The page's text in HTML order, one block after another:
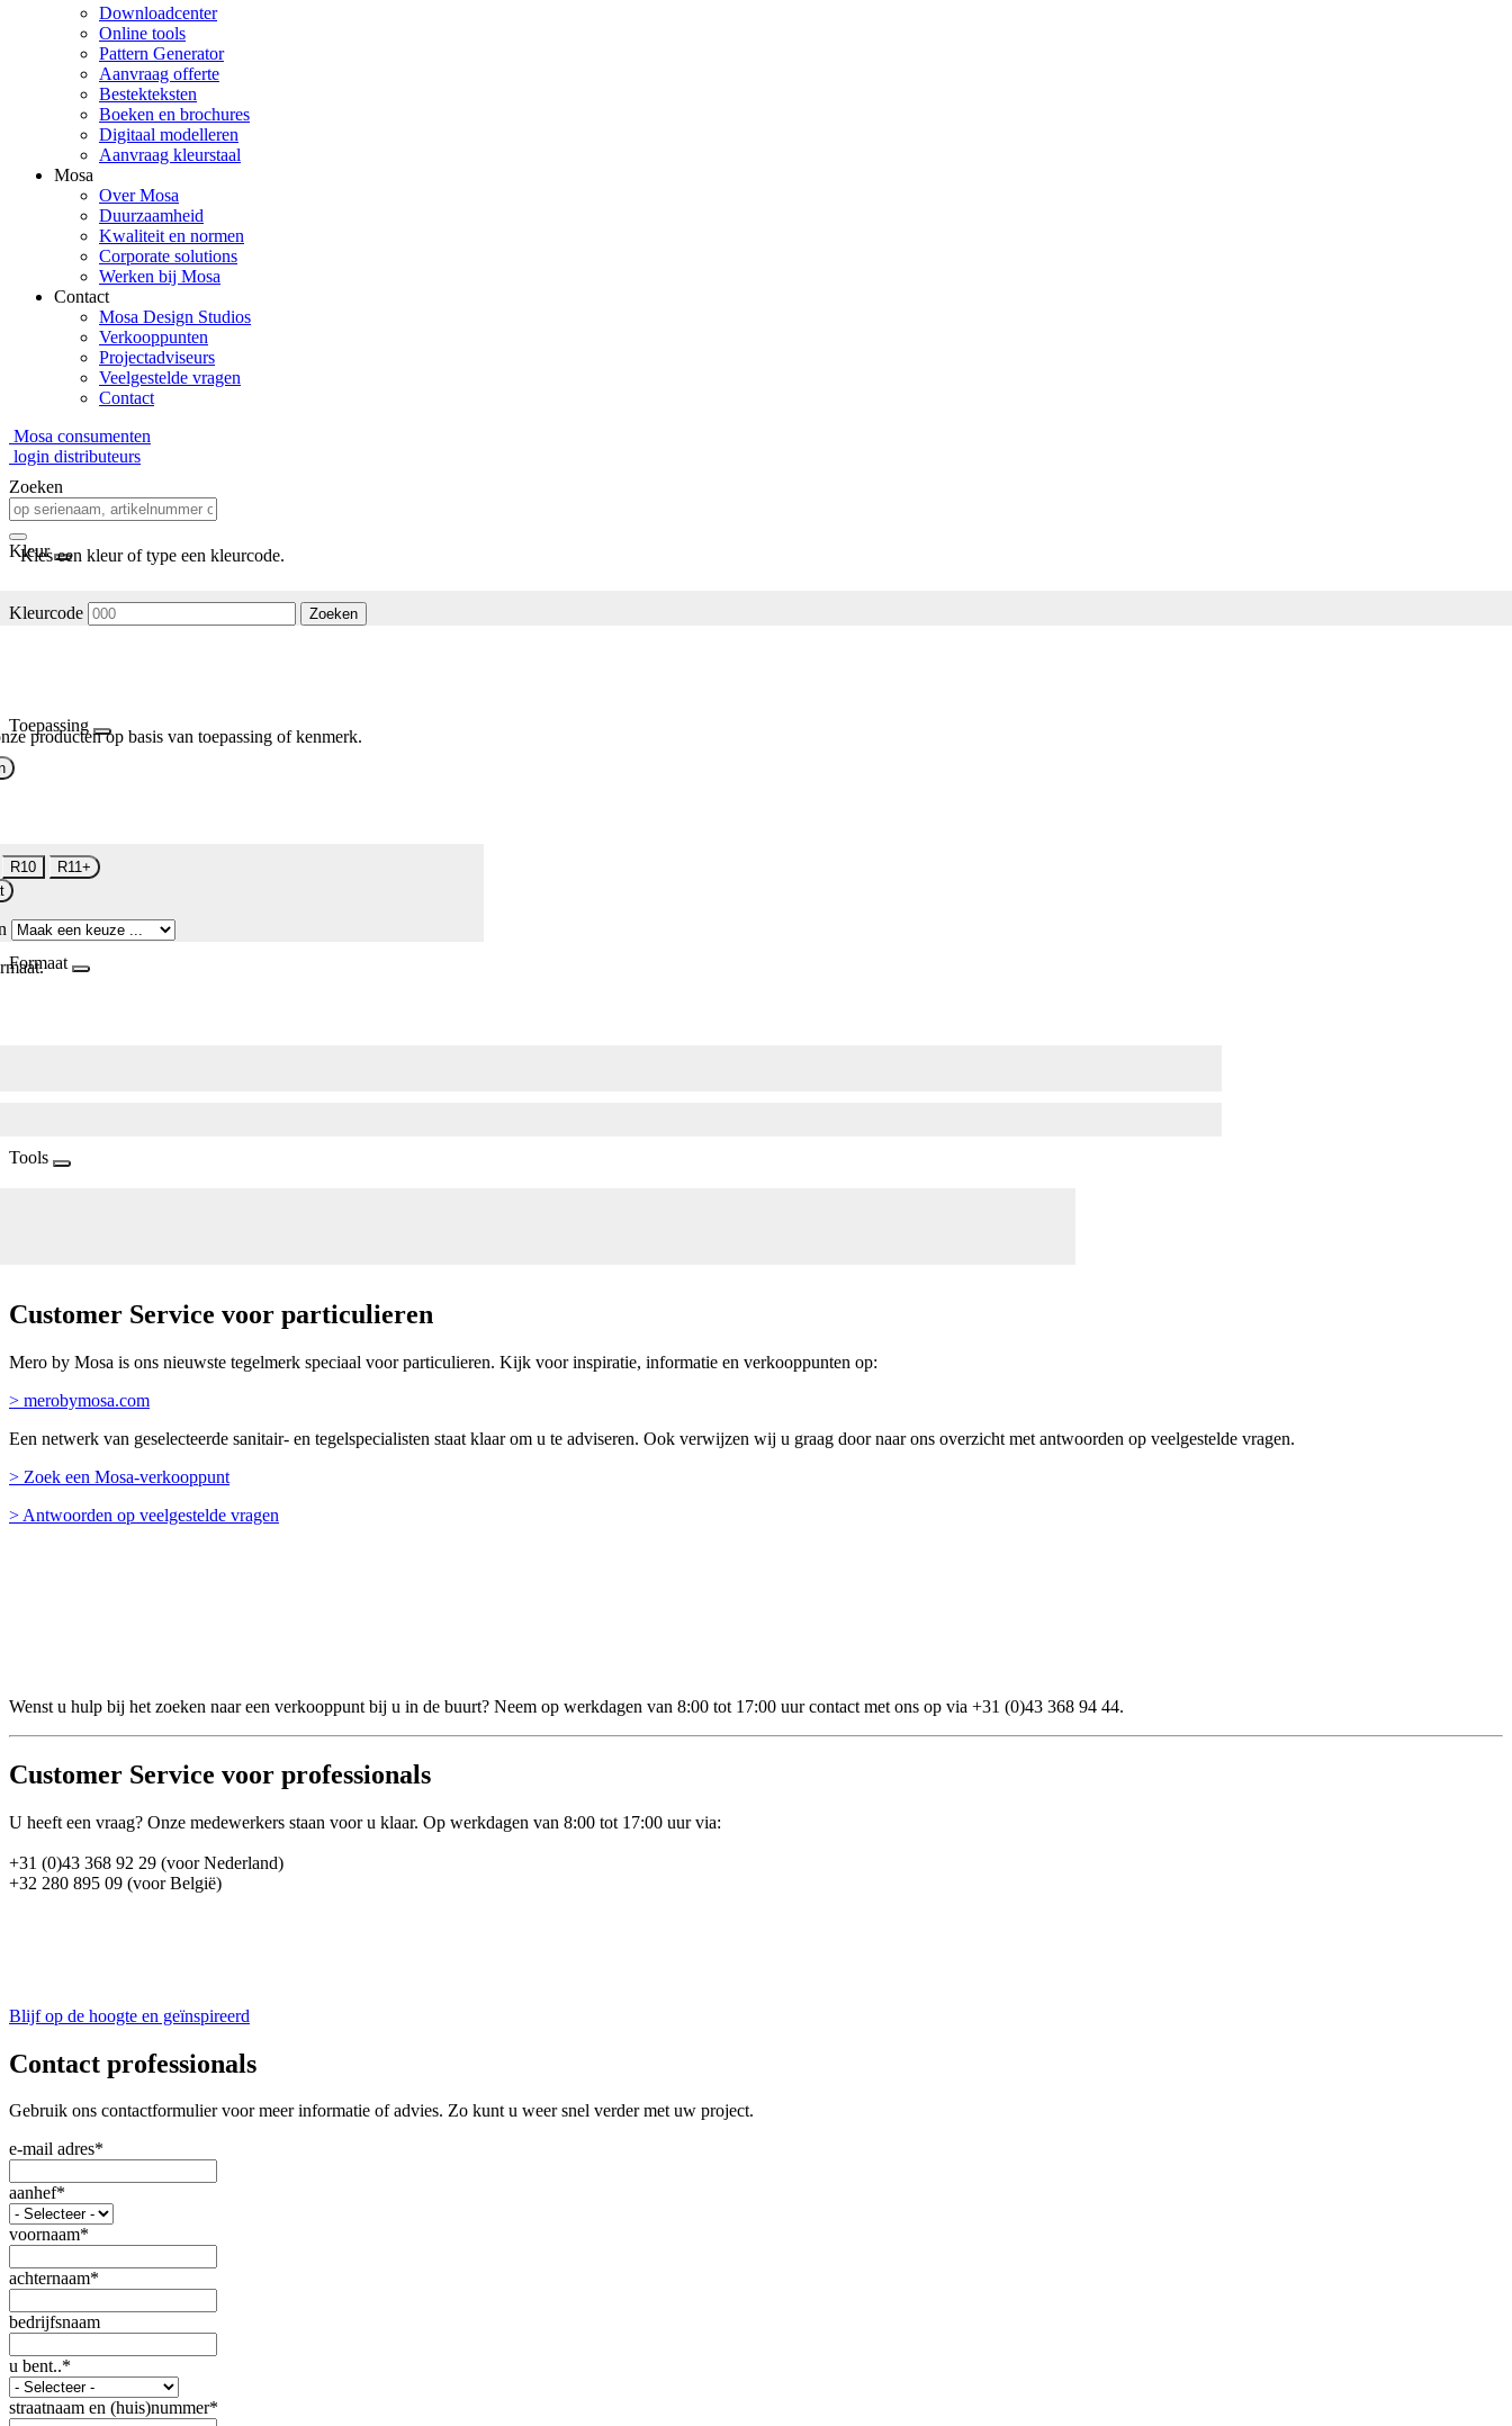
Downloadcenter
Online tools
Pattern Generator
Aanvraag offerte
Bestekteksten
Boeken en brochures
Digitaal modelleren
Aanvraag kleurstaal
Mosa
Over Mosa
Duurzaamheid
Kwaliteit en normen
Corporate solutions
Werken bij Mosa
Contact
Mosa Design Studios
Verkooppunten
Projectadviseurs
Veelgestelde vragen
Contact
Mosa consumenten
login distributeurs
Zoeken
Kleur
Kies een kleur of type een kleurcode.
Kleurcode Zoeken
Toepassing
producten op basis van toepassing of kenmerk.
R10
R11+
Formaat
Tools
Customer Service voor particulieren
Mero by Mosa is ons nieuwste tegelmerk speciaal voor particulieren. Kijk voor inspiratie, informatie en verkooppunten op:
> merobymosa.com
Een netwerk van geselecteerde sanitair- en tegelspecialisten staat klaar om u te adviseren. Ook verwijzen wij u graag door naar ons overzicht met antwoorden op veelgestelde vragen.
> Zoek een Mosa-verkooppunt
> Antwoorden op veelgestelde vragen
Wenst u hulp bij het zoeken naar een verkooppunt bij u in de buurt? Neem op werkdagen van 8:00 tot 17:00 uur contact met ons op via +31 (0)43 368 94 44.
Customer Service voor professionals
U heeft een vraag? Onze medewerkers staan voor u klaar. Op werkdagen van 8:00 tot 17:00 uur via:
+31 (0)43 368 92 29 (voor Nederland)
+32 280 895 09 (voor België)
Blijf op de hoogte en geïnspireerd
Contact professionals
Gebruik ons contactformulier voor meer informatie of advies. Zo kunt u weer snel verder met uw project.
e-mail adres*
aanhef*
voornaam*
achternaam*
bedrijfsnaam
u bent..*
straatnaam en (huis)nummer*